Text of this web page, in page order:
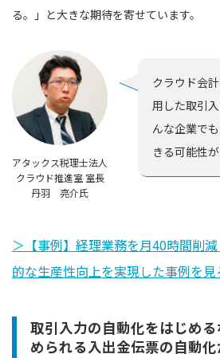
る。」と大きな期待を寄せています。
アタックス税理士法人
クラウド推進室 室長
丹羽 亮介氏
クラウド会
用した取引
んな企業で
きる可能性が
＞【事例】経理業務を月40時間削
的な生産性向上を実現した事例を見
取引入力の自動化をはじめ
められる入出金伝票の自動